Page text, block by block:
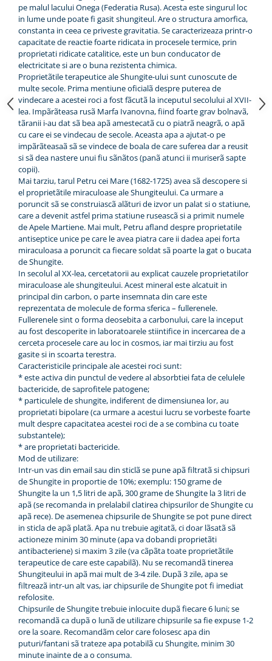
pe malul lacului Onega (Federatia Rusa). Acesta este singurul loc
in lume unde poate fi gasit shungiteul. Are o structura amorfica,
constanta in ceea ce priveste gravitatia. Se caracterizeaza printr-o
capacitate de reactie foarte ridicata in procesele termice, prin
proprietati ridicate catalitice, este un bun conducator de
electricitate si are o buna rezistenta chimica.
Proprietãtile terapeutice ale Shungite-ului sunt cunoscute de
multe secole. Prima mentiune oficialã despre puterea de
vindecare a acestei roci a fost fãcutã la inceputul secolului al XVII-
lea. Impãrãteasa rusã Marfa Ivanovna, fiind foarte grav bolnavã,
tãranii i-au dat sã bea apã amestecatã cu o piatrã neagrã, o apã
cu care ei se vindecau de secole. Aceasta apa a ajutat-o pe
impãrãteasaã sã se vindece de boala de care suferea dar a reusit
si sã dea nastere unui fiu sãnãtos (panã atunci ii muriserã sapte
copii).
Mai tarziu, tarul Petru cei Mare (1682-1725) avea sã descopere si
el proprietãtile miraculoase ale Shungiteului. Ca urmare a
poruncit sã se construiascã alãturi de izvor un palat si o statiune,
care a devenit astfel prima statiune ruseascã si a primit numele
de Apele Martiene. Mai mult, Petru afland despre proprietatile
antiseptice unice pe care le avea piatra care ii dadea apei forta
miraculoasa a poruncit ca fiecare soldat sã poarte la gat o bucata
de Shungite.
In secolul al XX-lea, cercetatorii au explicat cauzele proprietatilor
miraculoase ale shungiteului. Acest mineral este alcatuit in
principal din carbon, o parte insemnata din care este
reprezentata de molecule de forma sferica – fullerenele.
Fullerenele sint o forma deosebita a carbonului, care la inceput
au fost descoperite in laboratoarele stiintifice in incercarea de a
cerceta procesele care au loc in cosmos, iar mai tirziu au fost
gasite si in scoarta terestra.
Caracteristicile principale ale acestei roci sunt:
* este activa din punctul de vedere al absorbtiei fata de celulele
bactericide, de saprofitele patogene;
* particulele de shungite, indiferent de dimensiunea lor, au
proprietati bipolare (ca urmare a acestui lucru se vorbeste foarte
mult despre capacitatea acestei roci de a se combina cu toate
substantele);
* are proprietati bactericide.
Mod de utilizare:
Intr-un vas din email sau din sticlã se pune apã filtratã si chipsuri
de Shungite in proportie de 10%; exemplu: 150 grame de
Shungite la un 1,5 litri de apã, 300 grame de Shungite la 3 litri de
apã (se recomanda in prelalabil clatirea chipsurilor de Shungite cu
apã rece). De asemenea chipsurile de Shungite se pot pune direct
in sticla de apã platã. Apa nu trebuie agitatã, ci doar lãsatã sã
actioneze minim 30 minute (apa va dobandi proprietãti
antibacteriene) si maxim 3 zile (va cãpãta toate proprietãtile
terapeutice de care este capabilã). Nu se recomandã tinerea
Shungiteului in apã mai mult de 3-4 zile. Dupã 3 zile, apa se
filtreazã intr-un alt vas, iar chipsurile de Shungite pot fi imediat
refolosite.
Chipsurile de Shungite trebuie inlocuite dupã fiecare 6 luni; se
recomandã ca dupã o lunã de utilizare chipsurile sa fie expuse 1-2
ore la soare. Recomandãm celor care folosesc apa din
puturi/fantani sã trateze apa potabilã cu Shungite, minim 30
minute inainte de a o consuma.